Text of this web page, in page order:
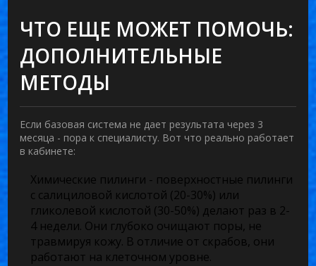
ЧТО ЕЩЕ МОЖЕТ ПОМОЧЬ:
ДОПОЛНИТЕЛЬНЫЕ
МЕТОДЫ
Если базовая система не дает результата через 3
месяца - пора к специалисту. Вот что реально работает
в кабинете:
Химические пилинги - поверхностные пилинги
с салициловой кислотой (20-30%) или
гликолевой кислотой (30-50%) делают раз в 2-
4 недели. Они глубоко очищают поры, не
травмируя кожу. В отличие от скрабов, они
работают на клеточном уровне.